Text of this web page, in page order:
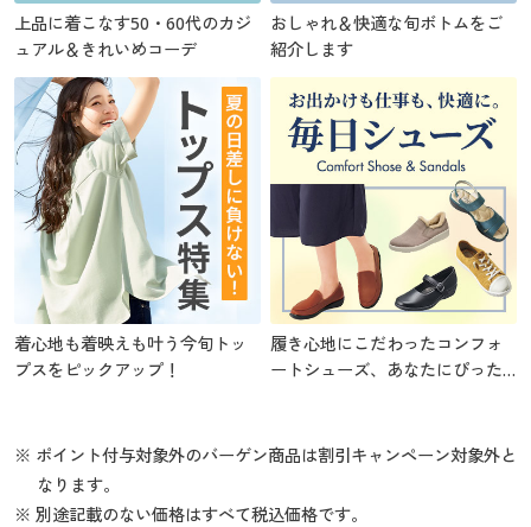
上品に着こなす50・60代のカジ
ュアル＆きれいめコーデ
おしゃれ＆快適な旬ボトムをご
紹介します
着心地も着映えも叶う今旬トッ
プスをピックアップ！
履き心地にこだわったコンフォ
ートシューズ、あなたにぴった
※ ポイント付与対象外のバーゲン商品は割引キャンペーン対象外と
なります。
※ 別途記載のない価格はすべて税込価格です。